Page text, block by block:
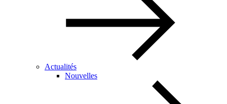
Actualités
Nouvelles